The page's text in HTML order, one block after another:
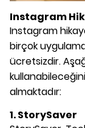
Instagram
Instagram
birçok
ücretsizdir.
almaktadır:
1. StorySaver